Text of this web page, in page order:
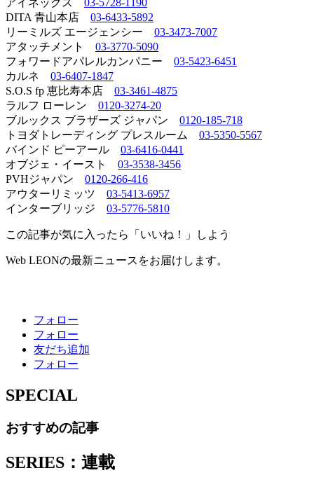
アイネックス 03-5728-1190
DITA 青山本店 03-6433-5892
リーミルズ エージェンシー 03-3473-7007
アタッチメント 03-3770-5090
フォワードアパレルカンパニー 03-5423-6451
カルネ 03-6407-1847
S.O.S fp 恵比寿本店 03-3461-4875
ラルフ ローレン 0120-3274-20
ブルックス ブラザーズ ジャパン 0120-185-718
トヨダトレーディング プレスルーム 03-5350-5567
バインド ピーアール 03-6416-0441
オブジェ・イースト 03-3538-3456
PVHジャパン 0120-266-416
アウターリミッツ 03-5413-6957
インターブリッジ 03-5776-5810
この記事が気に入ったら「いいね！」しよう
Web LEONの最新ニュースをお届けします。
フォロー
フォロー
友だち追加
フォロー
SPECIAL
おすすめの記事
SERIES：連載